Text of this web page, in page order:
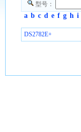
型号：
a b c d e f g h i
DS2782E+